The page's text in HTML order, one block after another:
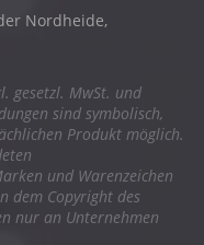
Nordheide,
gesetzl. MwSt. und
sind symbolisch,
Produkt möglich.
und Warenzeichen
dem Copyright des
nur an Unternehmen